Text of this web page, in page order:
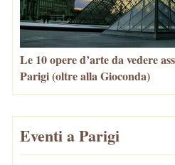
Le 10 opere d’arte da vedere
Parigi (oltre alla Gioconda)
Eventi a Parigi